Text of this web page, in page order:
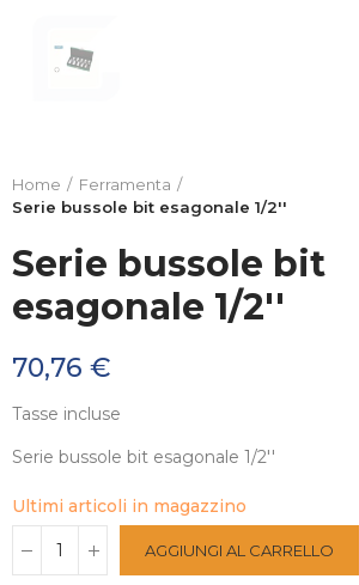
Home
Ferramenta
Serie bussole bit esagonale 1/2''
Serie bussole bit
esagonale 1/2''
70,76 €
Tasse incluse
Serie bussole bit esagonale 1/2''
Ultimi articoli in magazzino
AGGIUNGI AL CARRELLO